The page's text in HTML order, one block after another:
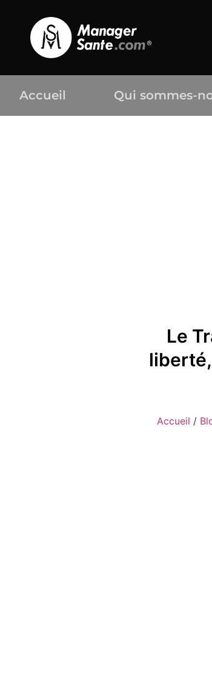
Accueil Qui sommes-
Le
Accueil /